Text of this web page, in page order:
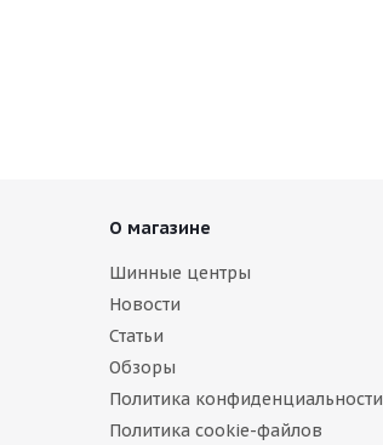
О магазине
Шинные центры
Новости
Статьи
Обзоры
Политика конфиденциальности
Политика cookie-файлов